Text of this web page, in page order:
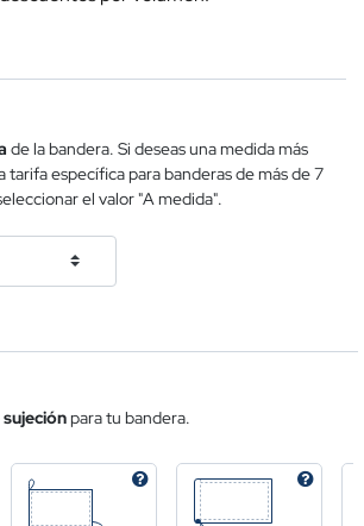
de la bandera. Si deseas una medida más
tarifa específica para banderas de más de 7
el valor "A medida".
sujeciónpara tu bandera.